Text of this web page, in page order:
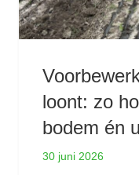
loont: zo
bodem én
30 juni 2026